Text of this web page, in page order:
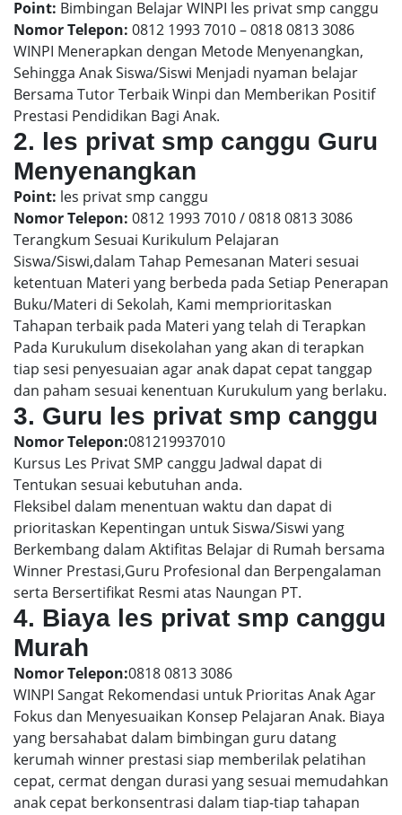
Point: Bimbingan Belajar WINPI les privat smp canggu
Nomor Telepon: 0812 1993 7010 – 0818 0813 3086
WINPI Menerapkan dengan Metode Menyenangkan,
Sehingga Anak Siswa/Siswi Menjadi nyaman belajar
Bersama Tutor Terbaik Winpi dan Memberikan Positif
Prestasi Pendidikan Bagi Anak.
2. les privat smp canggu Guru
Menyenangkan
Point: les privat smp canggu
Nomor Telepon: 0812 1993 7010 / 0818 0813 3086
Terangkum Sesuai Kurikulum Pelajaran
Siswa/Siswi,dalam Tahap Pemesanan Materi sesuai
ketentuan Materi yang berbeda pada Setiap Penerapan
Buku/Materi di Sekolah, Kami memprioritaskan
Tahapan terbaik pada Materi yang telah di Terapkan
Pada Kurukulum disekolahan yang akan di terapkan
tiap sesi penyesuaian agar anak dapat cepat tanggap
dan paham sesuai kenentuan Kurukulum yang berlaku.
3. Guru les privat smp canggu
Nomor Telepon:081219937010
Kursus Les Privat SMP canggu Jadwal dapat di
Tentukan sesuai kebutuhan anda.
Fleksibel dalam menentuan waktu dan dapat di
prioritaskan Kepentingan untuk Siswa/Siswi yang
Berkembang dalam Aktifitas Belajar di Rumah bersama
Winner Prestasi,Guru Profesional dan Berpengalaman
serta Bersertifikat Resmi atas Naungan PT.
4. Biaya les privat smp canggu
Murah
Nomor Telepon:0818 0813 3086
WINPI Sangat Rekomendasi untuk Prioritas Anak Agar
Fokus dan Menyesuaikan Konsep Pelajaran Anak. Biaya
yang bersahabat dalam bimbingan guru datang
kerumah winner prestasi siap memberilak pelatihan
cepat, cermat dengan durasi yang sesuai memudahkan
anak cepat berkonsentrasi dalam tiap-tiap tahapan